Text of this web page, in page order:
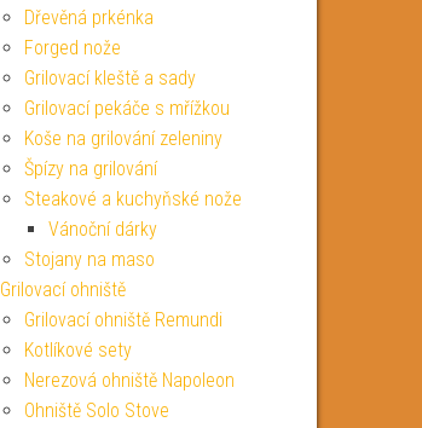
Dřevěná prkénka
Forged nože
Grilovací kleště a sady
Grilovací pekáče s mřížkou
Koše na grilování zeleniny
Špízy na grilování
Steakové a kuchyňské nože
Vánoční dárky
Stojany na maso
Grilovací ohniště
Grilovací ohniště Remundi
Kotlíkové sety
Nerezová ohniště Napoleon
Ohniště Solo Stove